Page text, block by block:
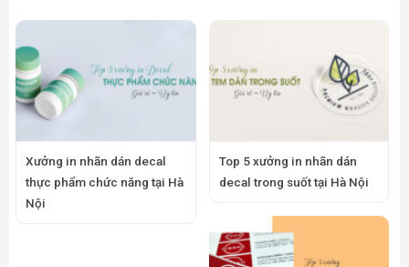
Xưởng in nhãn dán decal
thực phẩm chức năng tại Hà
Nội
Top 5 xưởng in nhãn dán
decal trong suốt tại Hà Nội